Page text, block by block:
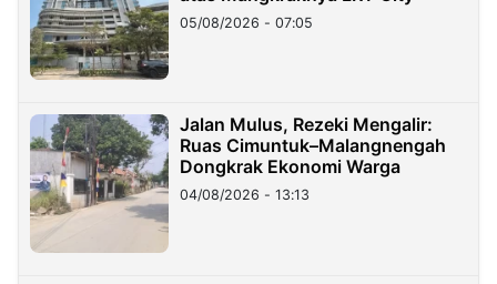
05/08/2026 - 07:05
Jalan Mulus, Rezeki Mengalir:
Ruas Cimuntuk–Malangnengah
Dongkrak Ekonomi Warga
04/08/2026 - 13:13